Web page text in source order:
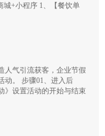
城+小程序 1、【餐饮单
人气引流获客，企业节假
动。 步骤01、进入后
》设置活动的开始与结束